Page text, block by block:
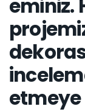
eminiz.
etmeye